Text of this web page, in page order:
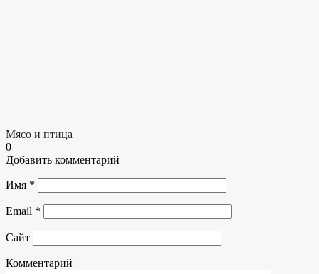
Мясо и птица
0
Добавить комментарий
Имя *
Email *
Сайт
Комментарий